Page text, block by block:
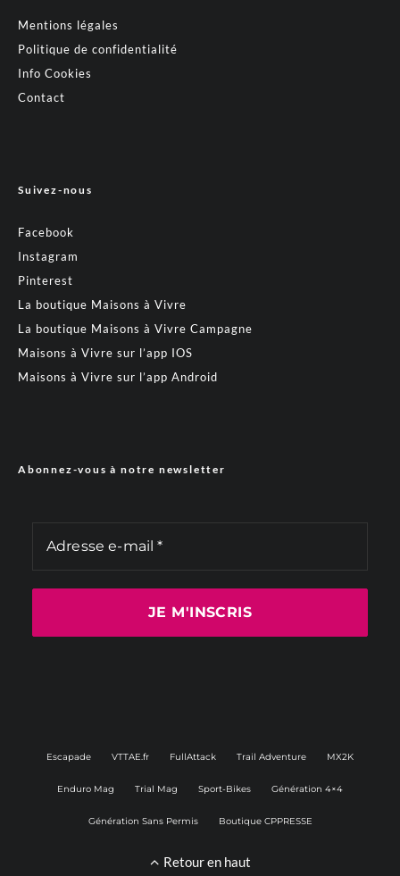
Mentions légales
Politique de confidentialité
Info Cookies
Contact
Suivez-nous
Facebook
Instagram
Pinterest
La boutique Maisons à Vivre
La boutique Maisons à Vivre Campagne
Maisons à Vivre sur l’app IOS
Maisons à Vivre sur l’app Android
Abonnez-vous à notre newsletter
Escapade VTTAE.fr FullAttack Trail Adventure MX2K
Enduro Mag Trial Mag Sport-Bikes Génération 4×4
Génération Sans Permis Boutique CPPRESSE
Retour en haut